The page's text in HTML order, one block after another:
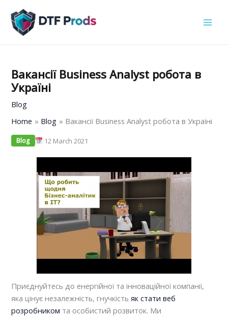
content
Вакансії Business Analyst робота в
Україні
Blog
Home
Blog Вакансії Business Analyst робота в Україні
Blog 12 March 2021
Приєднуйтесь до енергійної та інноваційної компанії,
яка цінує незалежність, гнучкістьяк стати веб
розробником та особистий розвиток. Ми